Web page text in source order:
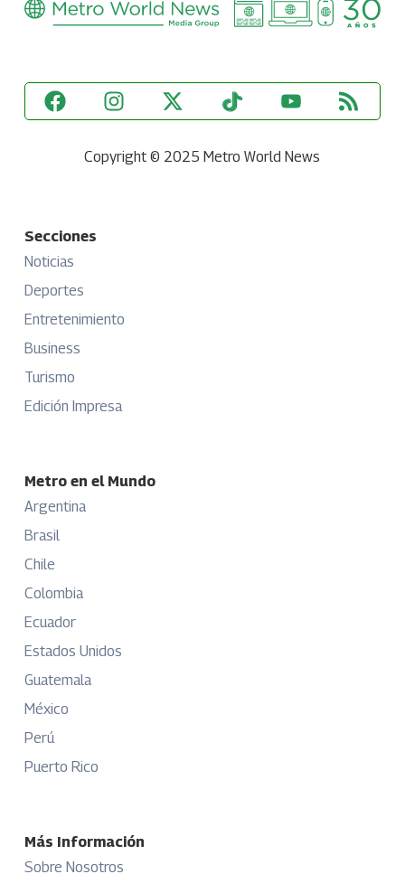
Copyright © 2025 Metro World News
Secciones
Noticias
Deportes
Entretenimiento
Business
Turismo
Edición Impresa
Metro en el Mundo
Argentina
Brasil
Chile
Colombia
Ecuador
Estados Unidos
Guatemala
México
Perú
Puerto Rico
Más Información
Sobre Nosotros